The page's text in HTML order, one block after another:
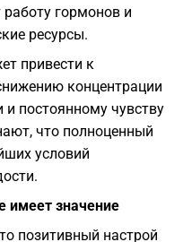
работу гормонов и
ресурсы.
привести к
концентрации
постоянному чувству
что полноценный
условий
имеет значение
позитивный настрой